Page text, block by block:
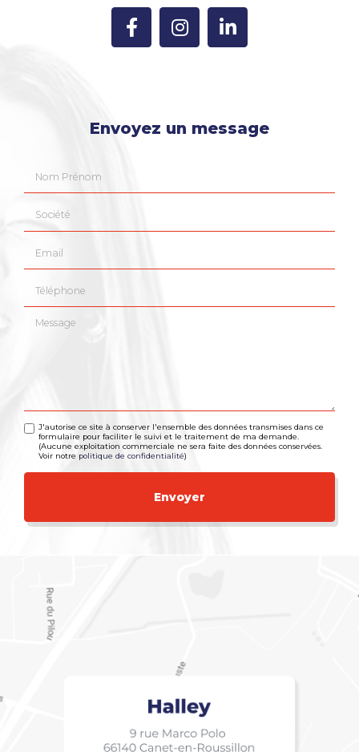
Envoyez un message
Message
J'autorise ce site à conserver l'ensemble des données transmises dans ce
formulaire pour faciliter le suivi et le traitement de ma demande.
(Aucune exploitation commerciale ne sera faite des données conservées.
Voir notre politique de confidentialité)